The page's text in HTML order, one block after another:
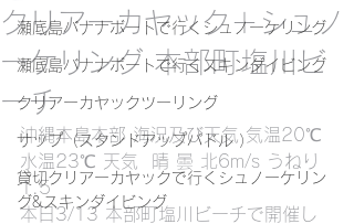
瀬底島バナナボートで行くシュノーケリング
瀬底島バナナボートで行くスキンダイビング
クリアーカヤックツーリング
サップ（スタンドアップパドル ）
貸切クリアーカヤックで行くシュノーケリン
グ&スキンダイビング
クリアーカヤック＋シュノ
ーケリング 本部町塩川ビ
ーチ
沖縄本島本部 海況及び天気 気温20℃
水温23℃ 天気  晴 曇 北6m/s うねり
1.5
本日3/13 本部町塩川ビーチで開催し